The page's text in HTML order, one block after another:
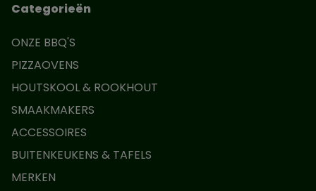
Categorieën
ONZE BBQ'S
PIZZAOVENS
HOUTSKOOL & ROOKHOUT
SMAAKMAKERS
ACCESSOIRES
BUITENKEUKENS & TAFELS
MERKEN